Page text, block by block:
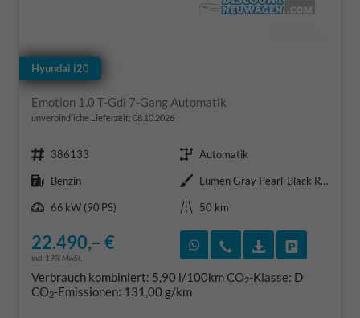
Hyundai i20
Emotion 1.0 T-Gdi 7-Gang Automatik
unverbindliche Lieferzeit: 08.10.2026
Fahrzeugnr. 386133 Getriebe Automatik
Kraftstoff Benzin Außenfarbe
Lumen Gray Pearl-Black Roof
Leistung
66 kW (90 PS) Kilometerstand 50 km
22.490,– €
incl. 19% MwSt.
Rückruf vereinbaren
Wir rufen Sie an
Verbrauch kombiniert: 5,90 l/100kmCO2-Klasse: D
CO2-Emissionen: 131,00 g/km